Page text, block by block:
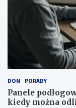
DOM PORADY
Panele
kiedy można